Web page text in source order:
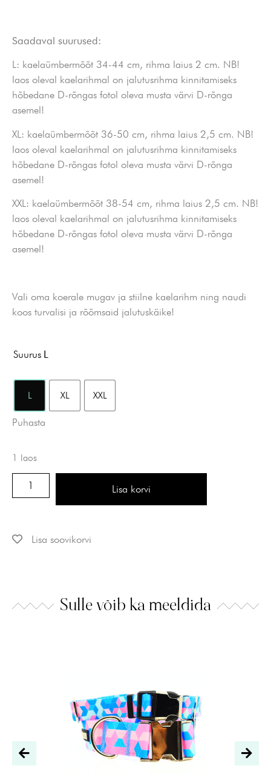
Saadaval suurused:
L: kaelaümbermõõt 34-44 cm, rihma laius 2 cm. NB!
laos oleval kaelarihmal on jalutusrihma kinnitamiseks
hõbedane D-rõngas fotol oleva musta värvi D-rõnga
asemel!
XL: kaelaümbermõõt 36-50 cm, rihma laius 2,5 cm. NB!
laos oleval kaelarihmal on jalutusrihma kinnitamiseks
hõbedane D-rõngas fotol oleva musta värvi D-rõnga
asemel!
XXL: kaelaümbermõõt 38-54 cm, rihma laius 2,5 cm. NB!
laos oleval kaelarihmal on jalutusrihma kinnitamiseks
hõbedane D-rõngas fotol oleva musta värvi D-rõnga
asemel!
Vali oma koerale mugav ja stiilne kaelarihm ning naudi
koos turvalisi ja rõõmsaid jalutuskäike!
Suurus L
L XL XXL
Puhasta
1 laos
Lisa korvi
Lisa soovikorvi
Sulle võib ka meeldida